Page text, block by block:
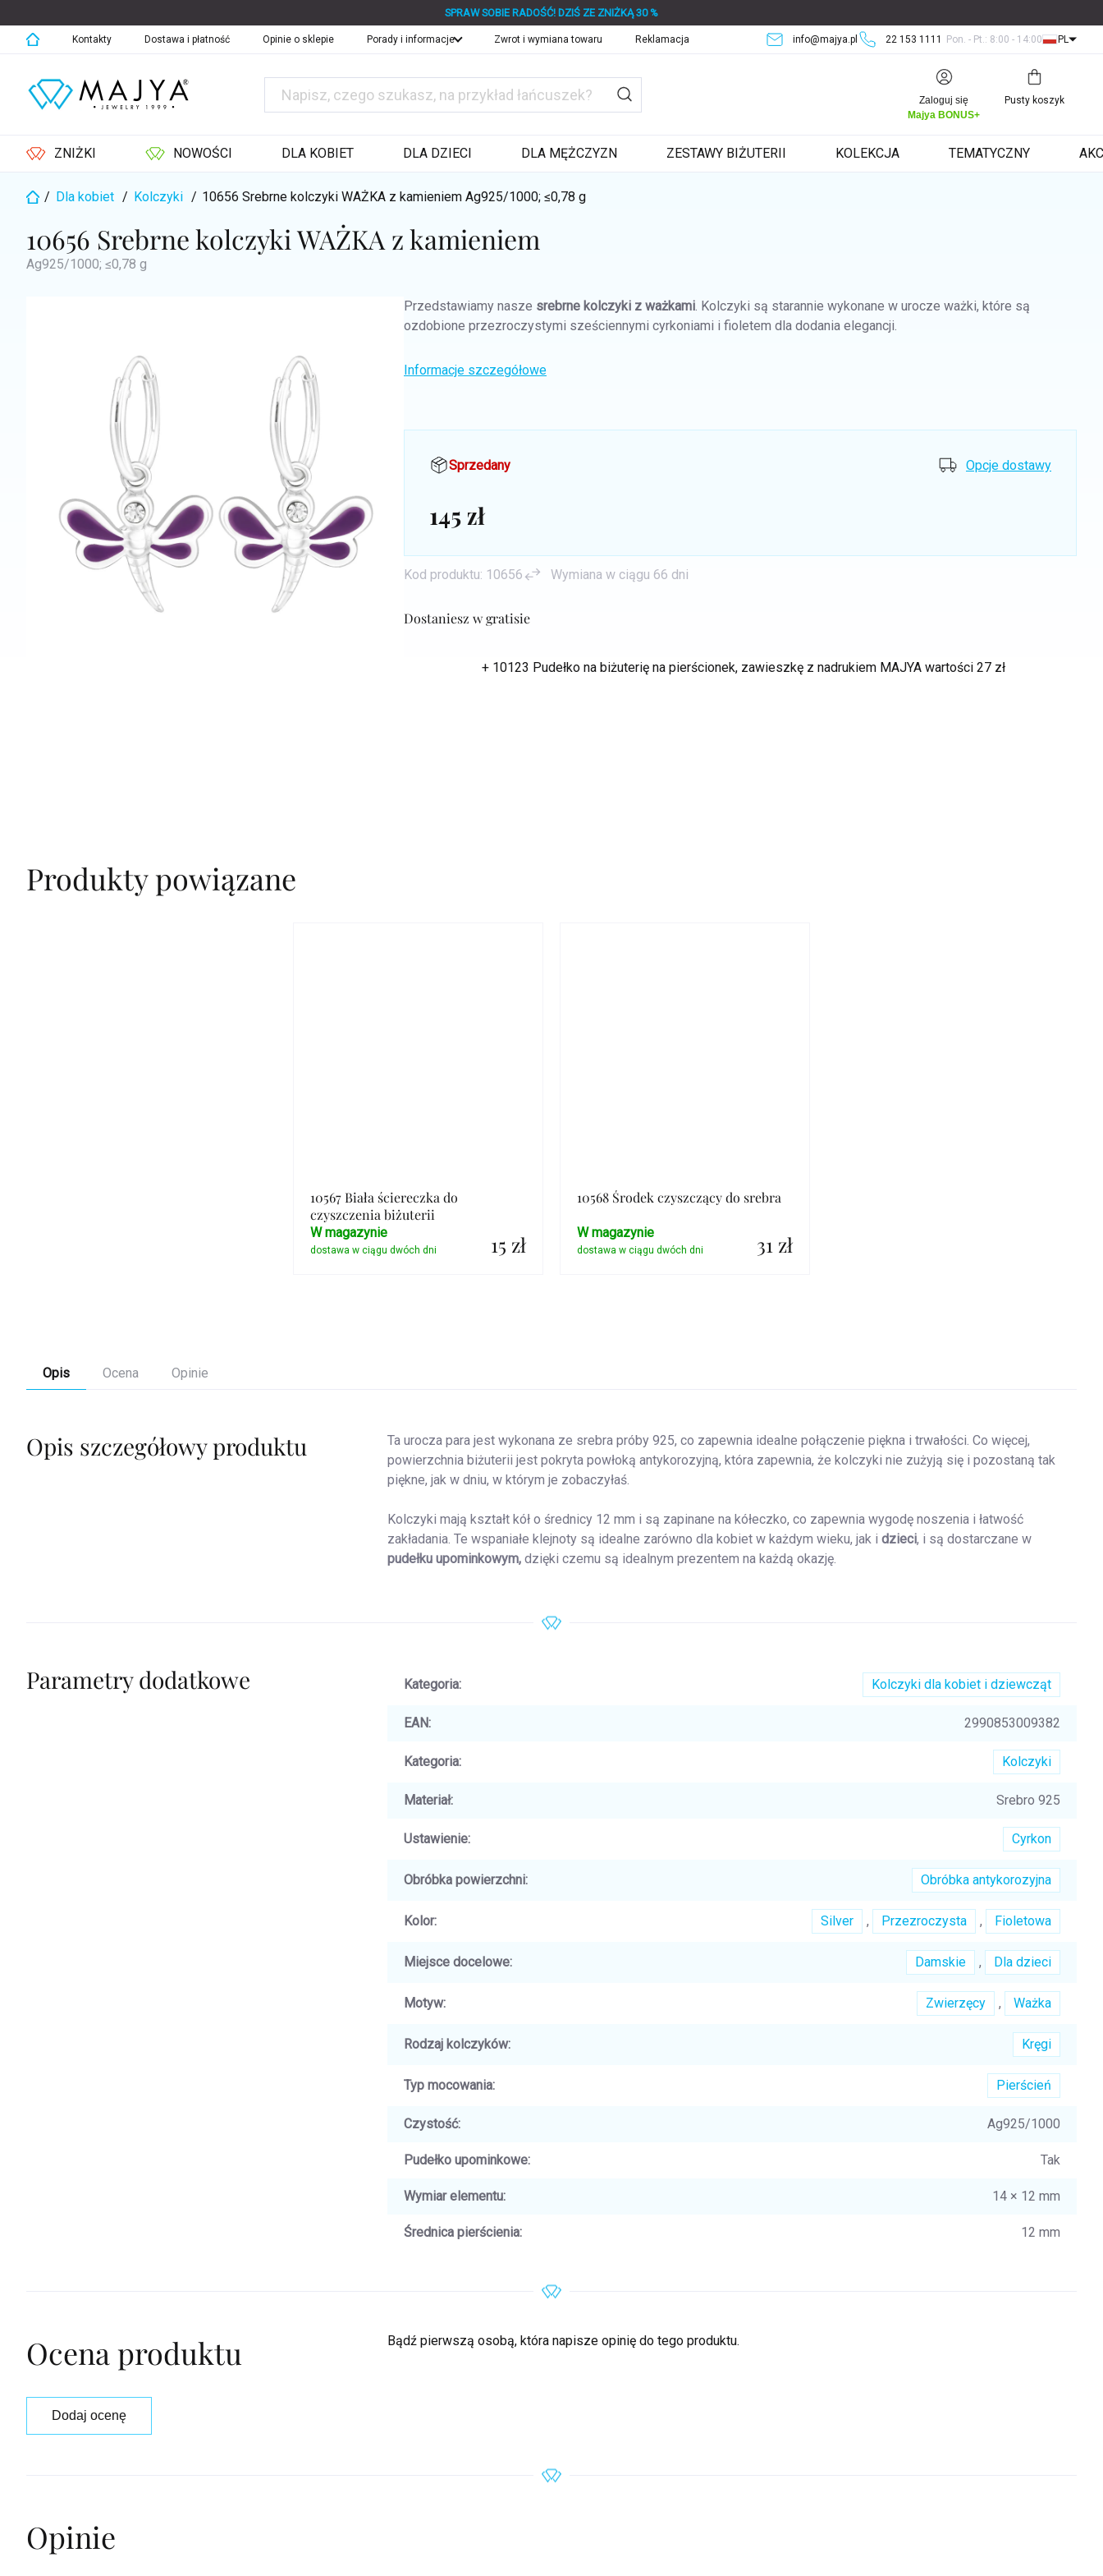
do
treści
SPRAW SOBIE RADOŚĆ! DZIŚ ZE ZNIŻKĄ 30 %
22 153 1111 Pon. - Pt.: 8:00 - 14:00
info@majya.pl
Kontakty Dostawa i płatność Opinie o sklepie Porady i informacje Zwrot i wymiana towaru Reklamacja PL
Zaloguj się
Majya BONUS+
Koszyk
Pusty koszyk
ZNIŻKI NOWOŚCI DLA KOBIET DLA DZIECI DLA MĘŻCZYZN ZESTAWY BIŻUTERII KOLEKCJA TEMATYCZNY
Home
/ Dla kobiet / Kolczyki / 10656 Srebrne kolczyki WAŻKA z kamieniemAg925/1000; ≤0,78 g
10656 Srebrne kolczyki WAŻKA z kamieniem
Ag925/1000; ≤0,78 g
Dostaniesz w gratisie
+ 10123 Pudełko na biżuterię na pierścionek, zawieszkę z nadrukiem MAJYA wartości 27 zł
Przedstawiamy nasze srebrne kolczyki z ważkami. Kolczyki są starannie wykonane w urocze ważki, które są
ozdobione przezroczystymi sześciennymi cyrkoniami i fioletem dla dodania elegancji.
Informacje szczegółowe
Sprzedany Opcje dostawy
145 zł
jednostkowa:
Kod produktu: 10656 Wymiana w ciągu 66 dni
Produkty powiązane
10567 Biała ściereczka do
czyszczenia biżuterii
15 zł
W magazynie
10568 Środek czyszczący do srebra
31 zł
W magazynie
Opis Ocena Opinie
Opis szczegółowy produktu Ta urocza para jest wykonana ze srebra próby 925, co zapewnia idealne połączenie piękna i trwałości. Co więcej,
powierzchnia biżuterii jest pokryta powłoką antykorozyjną, która zapewnia, że kolczyki nie zużyją się i pozostaną tak
piękne, jak w dniu, w którym je zobaczyłaś.
Kolczyki mają kształt kół o średnicy 12 mm i są zapinane na kółeczko, co zapewnia wygodę noszenia i łatwość
zakładania. Te wspaniałe klejnoty są idealne zarówno dla kobiet w każdym wieku, jak i dzieci, i są dostarczane w
pudełku upominkowym, dzięki czemu są idealnym prezentem na każdą okazję.
Parametry dodatkowe Kategoria: Kolczyki dla kobiet i dziewcząt
EAN: 2990853009382
Kategoria: Kolczyki
Materiał: Srebro 925
Ustawienie: Cyrkon
Obróbka powierzchni: Obróbka antykorozyjna
Kolor: Silver , Przezroczysta , Fioletowa
Miejsce docelowe: Damskie , Dla dzieci
Motyw: Zwierzęcy , Ważka
Rodzaj kolczyków: Kręgi
Typ mocowania: Pierścień
Czystość: Ag925/1000
Pudełko upominkowe: Tak
Wymiar elementu: 14 × 12 mm
Średnica pierścienia: 12 mm
Ocena produktu Bądź pierwszą osobą, która napisze opinię do tego produktu.
Dodaj ocenę
Opinie